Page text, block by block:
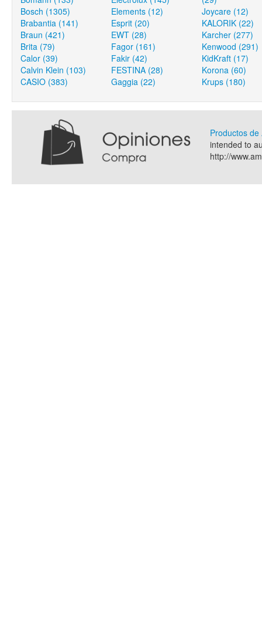
Bosch (1305)
Brabantia (141)
Braun (421)
Brita (79)
Calor (39)
Calvin Klein (103)
CASIO (383)
Elements (12)
Esprit (20)
EWT (28)
Fagor (161)
Fakir (42)
FESTINA (28)
Gaggia (22)
Joycare (12)
KALORIK (22)
Karcher (277)
Kenwood (291)
KidKraft (17)
Korona (60)
Krups (180)
Productos
intended to
http://